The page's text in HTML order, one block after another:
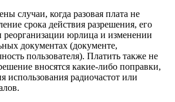
случаи, когда разовая плата не
срока действия разрешения, его
реорганизации юрлица и изменении
документах (документе,
пользователя). Платить также не
вносятся какие-либо поправки,
использования радиочастот или